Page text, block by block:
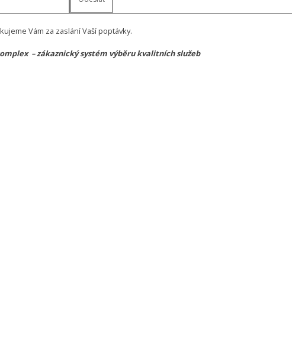
Vám za zaslání Vaší poptávky.
– zákaznický systém výběru kvalitních služeb